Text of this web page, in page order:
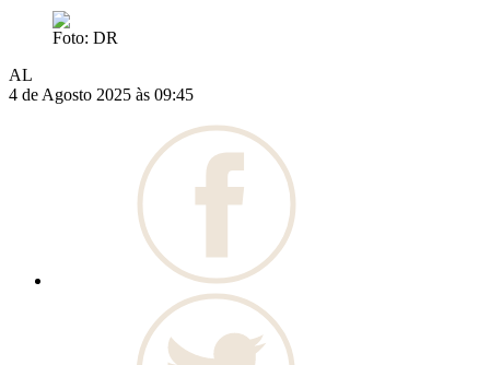
Foto: DR
AL
4 de Agosto 2025 às 09:45